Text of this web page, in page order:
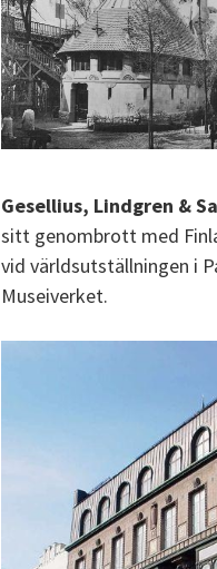
Gesellius, Lindgren &
sitt genombrott med
vid världsutställningen i
Museiverket.